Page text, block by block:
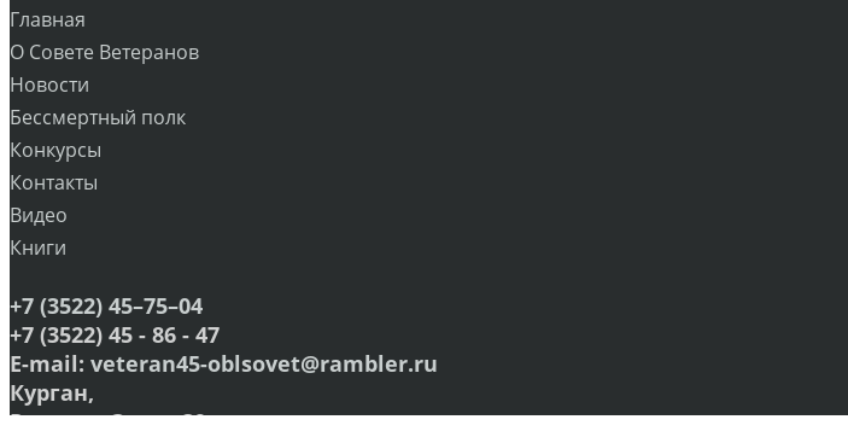
Главная
О Совете Ветеранов
Новости
Бессмертный полк
Конкурсы
Контакты
Видео
Книги
+7 (3522) 45–75–04
+7 (3522) 45 - 86 - 47
E-mail: veteran45-oblsovet@rambler.ru
Курган,
Рихарда Зорге,39